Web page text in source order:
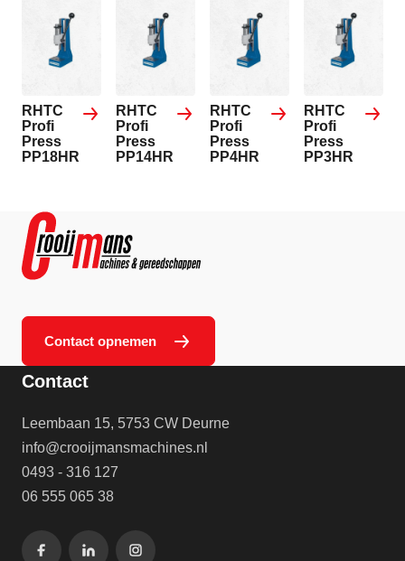
RHTC
Profi
Press
PP18HR
RHTC
Profi
Press
PP14HR
RHTC
Profi
Press
PP4HR
RHTC
Profi
Press
PP3HR
Contact opnemen
Contact
Leembaan 15, 5753 CW Deurne
info@crooijmansmachines.nl
0493 - 316 127
06 555 065 38